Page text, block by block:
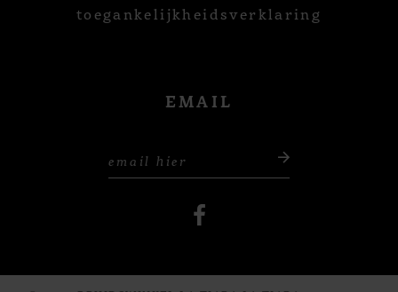
toegankelijkheidsverklaring
EMAIL